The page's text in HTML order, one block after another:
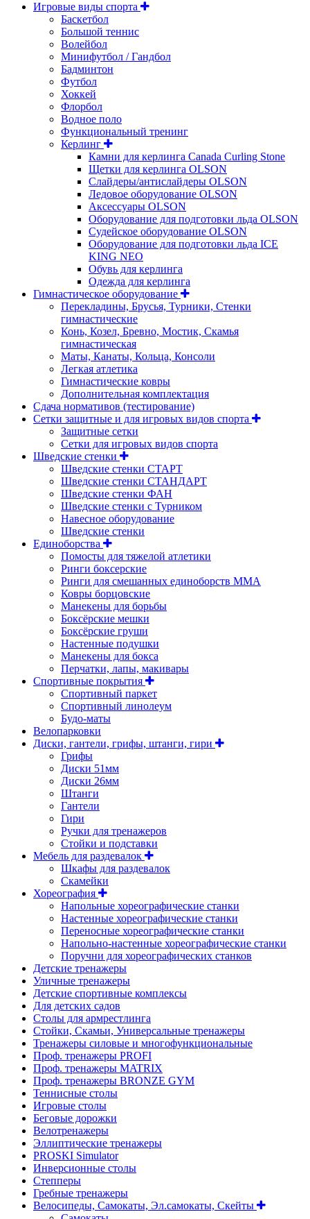
Игровые виды спорта
Баскетбол
Большой теннис
Волейбол
Минифутбол / Гандбол
Бадминтон
Футбол
Хоккей
Флорбол
Водное поло
Функциональный тренинг
Керлинг
Камни для керлинга Canada Curling Stone
Щетки для керлинга OLSON
Слайдеры/антислайдеры OLSON
Ледовое оборудование OLSON
Аксессуары OLSON
Оборудование для подготовки льда OLSON
Судейское оборудование OLSON
Оборудование для подготовки льда ICE
KING NEO
Обувь для керлинга
Одежда для керлинга
Гимнастическое оборудование
Перекладины, Брусья, Турники, Стенки
гимнастические
Конь, Козел, Бревно, Мостик, Скамья
гимнастическая
Маты, Канаты, Кольца, Консоли
Легкая атлетика
Гимнастические ковры
Дополнительная комплектация
Сдача нормативов (тестирование)
Сетки защитные и для игровых видов спорта
Защитные сетки
Сетки для игровых видов спорта
Шведские стенки
Шведские стенки СТАРТ
Шведские стенки СТАНДАРТ
Шведские стенки ФАН
Шведские стенки с Турником
Навесное оборудование
Шведские стенки
Единоборства
Помосты для тяжелой атлетики
Ринги боксерские
Ринги для смешанных единоборств ММА
Ковры борцовские
Манекены для борьбы
Боксёрские мешки
Боксёрские груши
Настенные подушки
Манекены для бокса
Перчатки, лапы, макивары
Спортивные покрытия
Спортивный паркет
Спортивный линолеум
Будо-маты
Велопарковки
Диски, гантели, грифы, штанги, гири
Грифы
Диски 51мм
Диски 26мм
Штанги
Гантели
Гири
Ручки для тренажеров
Стойки и подставки
Мебель для раздевалок
Шкафы для раздевалок
Скамейки
Хореография
Напольные хореографические станки
Настенные хореографические станки
Переносные хореографические станки
Напольно-настенные хореографические станки
Поручни для хореографических станков
Детские тренажеры
Уличные тренажеры
Детские спортивные комплексы
Для детских садов
Столы для армрестлинга
Стойки, Скамьи, Универсальные тренажеры
Тренажеры силовые и многофункциональные
Проф. тренажеры PROFI
Проф. тренажеры MATRIX
Проф. тренажеры BRONZE GYM
Теннисные столы
Игровые столы
Беговые дорожки
Велотренажеры
Эллиптические тренажеры
PROSKI Simulator
Инверсионные столы
Степперы
Гребные тренажеры
Велосипеды, Самокаты, Эл.самокаты, Скейты